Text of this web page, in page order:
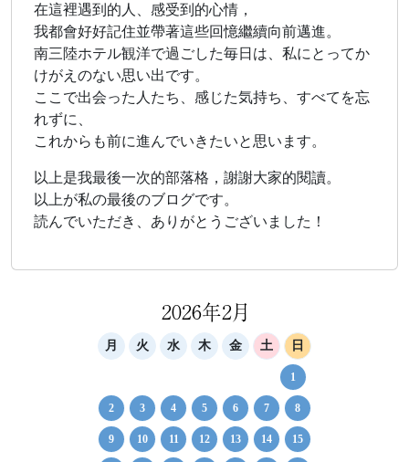
在這裡遇到的人、感受到的心情，
我都會好好記住並帶著這些回憶繼續向前邁進。
南三陸ホテル観洋で過ごした毎日は、私にとってか
けがえのない思い出です。
ここで出会った人たち、感じた気持ち、すべてを忘
れずに、
これからも前に進んでいきたいと思います。
以上是我最後一次的部落格，謝謝大家的閱讀。
以上が私の最後のブログです。
読んでいただき、ありがとうございました！
2026年2月
月 火 水 木 金 土 日
1
2 3 4 5 6 7 8
9 10 11 12 13 14 15